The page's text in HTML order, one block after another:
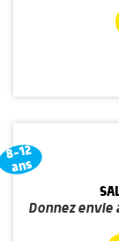
8-12
ans
Donnez